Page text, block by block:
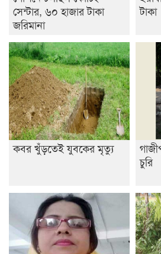
সেন্টার, ৬০ হাজার টাকা
জরিমানা
টাকা
কবর খুঁড়তেই যুবকের মৃত্যু
চুরি